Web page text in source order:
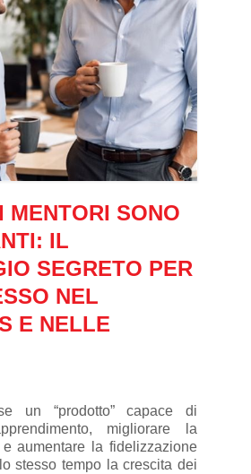
MENTORI SONO
IL
SEGRETO PER
NEL
E NELLE
un “prodotto” capace di
migliorare la
aumentare la fidelizzazione
stesso tempo la crescita dei